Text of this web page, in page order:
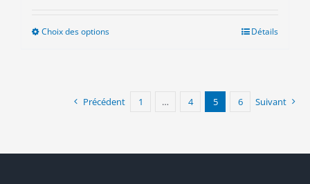
Choix des optionsCe
Les
être
Détails
Précédent 1 … 4 5 6 Suivant